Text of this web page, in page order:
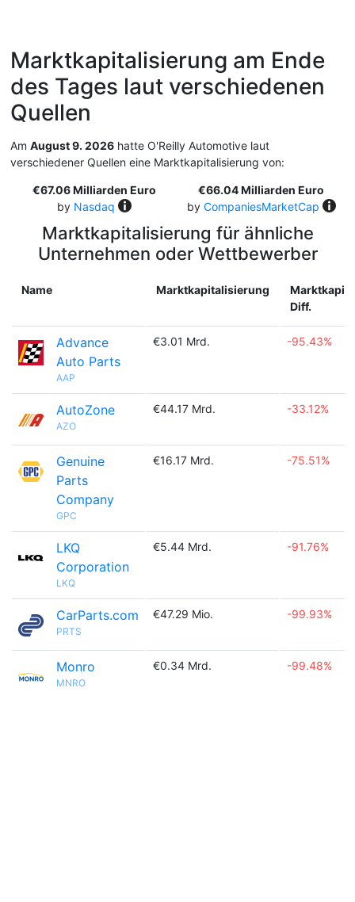
Marktkapitalisierung am Ende
des Tages laut verschiedenen
Quellen
Am August 9. 2026 hatte O'Reilly Automotive laut
verschiedener Quellen eine Marktkapitalisierung von:
€67.06 Milliarden Euro
by Nasdaq
€66.04 Milliarden Euro
by CompaniesMarketCap
Marktkapitalisierung für ähnliche
Unternehmen oder Wettbewerber
Name Marktkapitalisierung
Diff.
Advance
Auto Parts
AAP
€3.01 Mrd. -95.43%
AutoZone
AZO
€44.17 Mrd. -33.12%
Genuine
Parts
Company
GPC
€16.17 Mrd. -75.51%
LKQ
Corporation
LKQ
€5.44 Mrd. -91.76%
CarParts.com
PRTS
€47.29 Mio. -99.93%
Monro
MNRO
€0.34 Mrd. -99.48%